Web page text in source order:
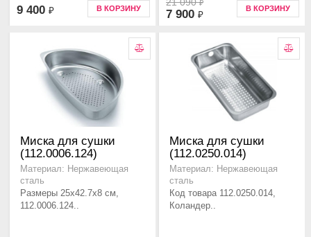
9 400 ₽ В КОРЗИНУ
21 090₽
7 900 ₽
В КОРЗИНУ
Миска для сушки
(112.0006.124)
Материал: Нержавеющая
сталь
Размеры 25x42.7x8 см,
112.0006.124..
Миска для сушки
(112.0250.014)
Материал: Нержавеющая
сталь
Код товара 112.0250.014,
Коландер..